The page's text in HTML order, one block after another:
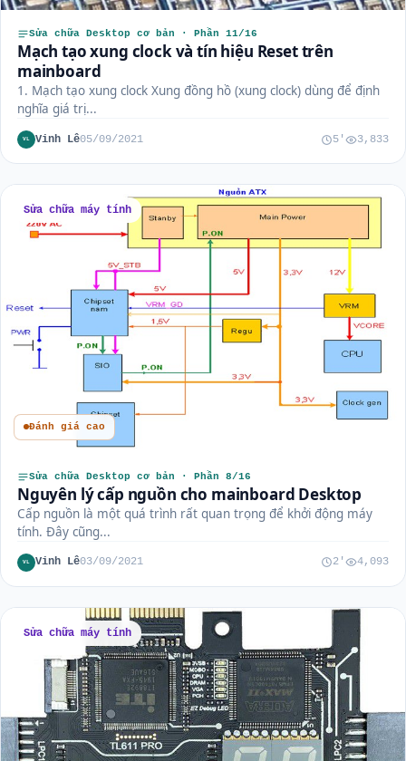
Sửa chữa Desktop cơ bản · Phần 11/16
Mạch tạo xung clock và tín hiệu Reset trên
mainboard
1. Mạch tạo xung clock Xung đồng hồ (xung clock) dùng để định
nghĩa giá trị...
VL Vinh Lê05/09/2021 5' 3,833
Sửa chữa máy tính
Đánh giá cao
Sửa chữa Desktop cơ bản · Phần 8/16
Nguyên lý cấp nguồn cho mainboard Desktop
Cấp nguồn là một quá trình rất quan trọng để khởi động máy
tính. Đây cũng...
VL Vinh Lê03/09/2021 2' 4,093
Sửa chữa máy tính